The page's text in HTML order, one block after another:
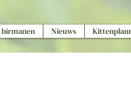
birmanen Nieuws